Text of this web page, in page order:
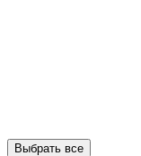
Выбрать все